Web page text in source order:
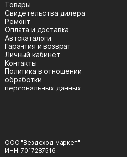
ООО "Вездеход маркет"
ИНН: 7017287516
Товары
Cвидетельства дилера
Ремонт
Оплата и доставка
Автокаталоги
Гарантия и возврат
Личный кабинет
Контакты
Политика в отношении
обработки
персональных данных